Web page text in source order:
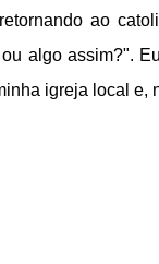
ao
algo assim?".
igreja local e,